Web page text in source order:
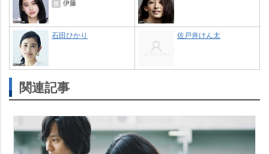
役 伊藤
石田ひかり 佐戸井けん太
関連記事